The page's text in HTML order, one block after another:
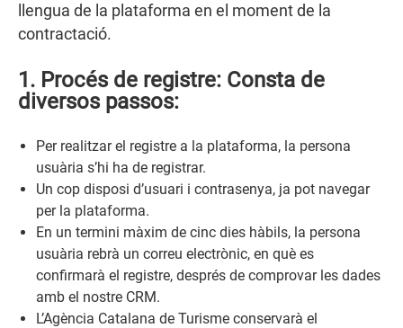
llengua de la plataforma en el moment de la
contractació.
1. Procés de registre: Consta de
diversos passos:
Per realitzar el registre a la plataforma, la persona
usuària s’hi ha de registrar.
Un cop disposi d’usuari i contrasenya, ja pot navegar
per la plataforma.
En un termini màxim de cinc dies hàbils, la persona
usuària rebrà un correu electrònic, en què es
confirmarà el registre, després de comprovar les dades
amb el nostre CRM.
L’Agència Catalana de Turisme conservarà el